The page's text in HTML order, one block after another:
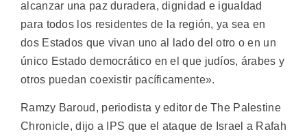
alcanzar una paz duradera, dignidad e igualdad
para todos los residentes de la región, ya sea en
dos Estados que vivan uno al lado del otro o en un
único Estado democrático en el que judíos, árabes y
otros puedan coexistir pacíficamente».
Ramzy Baroud, periodista y editor de The Palestine
Chronicle, dijo a IPS que el ataque de Israel a Rafah